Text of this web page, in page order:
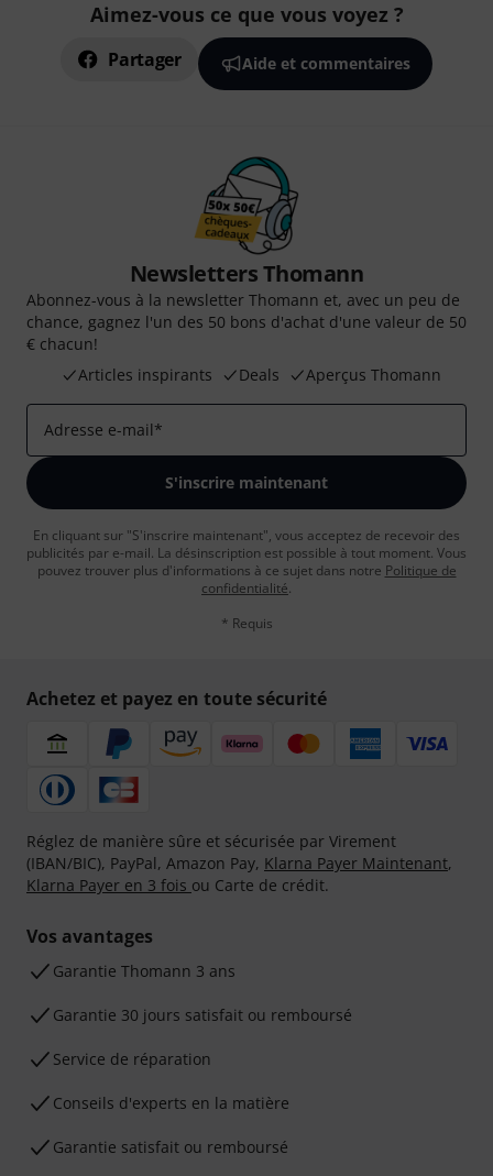
Aimez-vous ce que vous voyez ?
Partager Aide et commentaires
Newsletters Thomann
Abonnez-vous à la newsletter Thomann et, avec un peu de
chance, gagnez l'un des 50 bons d'achat d'une valeur de 50
€ chacun!
Articles inspirants
Deals Aperçus Thomann
Adresse e-mail*
S'inscrire maintenant
En cliquant sur "S'inscrire maintenant", vous acceptez de recevoir des
publicités par e-mail. La désinscription est possible à tout moment. Vous
pouvez trouver plus d'informations à ce sujet dans notre Politique de
confidentialité.
* Requis
Achetez et payez en toute sécurité
Réglez de manière sûre et sécurisée par Virement
(IBAN/BIC), PayPal, Amazon Pay, Klarna Payer Maintenant,
Klarna Payer en 3 fois ou Carte de crédit.
Vos avantages
Ga­ran­tie Thomann 3 ans
Garantie 30 jours satisfait ou remboursé
Service de réparation
Conseils d'experts en la matière
Garantie satisfait ou remboursé